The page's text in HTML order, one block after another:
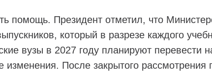
помощь. Президент отметил, что
который в разрезе каждого
вузы в 2027 году планируют
изменения. После закрытого